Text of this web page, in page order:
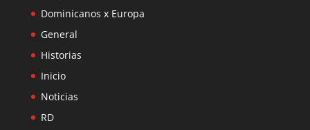
Dominicanos x Europa
General
Historias
Inicio
Noticias
RD